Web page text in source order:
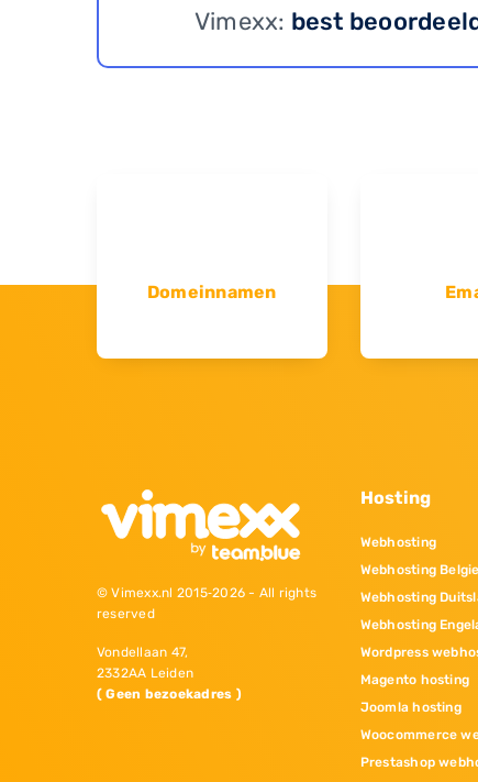
Vimexx: best
Domeinnamen
© Vimexx.nl 2015‐2026 - All rights
reserved
Vondellaan 47,
2332AA Leiden
( Geen bezoekadres )
Hosting
Webhosting
Webhosting Belgie
Webhosting
Webhosting
Wordpress
Magento hosting
Joomla hosting
Woocommerce
Prestashop